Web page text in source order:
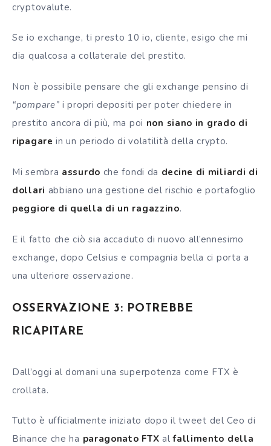
cryptovalute.
Se io exchange, ti presto 10 io, cliente, esigo che mi
dia qualcosa a collaterale del prestito.
Non è possibile pensare che gli exchange pensino di
“pompare” i propri depositi per poter chiedere in
prestito ancora di più, ma poi non siano in grado di
ripagare in un periodo di volatilità della crypto.
Mi sembra assurdo che fondi da decine di miliardi di
dollari abbiano una gestione del rischio e portafoglio
peggiore di quella di un ragazzino.
E il fatto che ciò sia accaduto di nuovo all’ennesimo
exchange, dopo Celsius e compagnia bella ci porta a
una ulteriore osservazione.
OSSERVAZIONE 3: POTREBBE
RICAPITARE
Dall’oggi al domani una superpotenza come FTX è
crollata.
Tutto è ufficialmente iniziato dopo il tweet del Ceo di
Binance che ha paragonato FTX alfallimento della